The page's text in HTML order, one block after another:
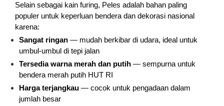
Selain sebagai kain furing, Peles adalah bahan paling
populer untuk keperluan bendera dan dekorasi nasional
karena:
Sangat ringan — mudah berkibar di udara, ideal untuk
umbul-umbul di tepi jalan
Tersedia warna merah dan putih — sempurna untuk
bendera merah putih HUT RI
Harga terjangkau — cocok untuk pengadaan dalam
jumlah besar